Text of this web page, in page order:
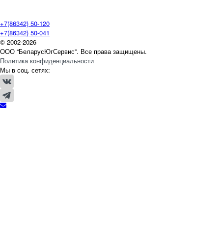
+7(86342) 50-120
+7(86342) 50-041
© 2002-2026
ООО “БеларусЮгСервис”. Все права защищены.
Политика конфиденциальности
Мы в соц. сетях: